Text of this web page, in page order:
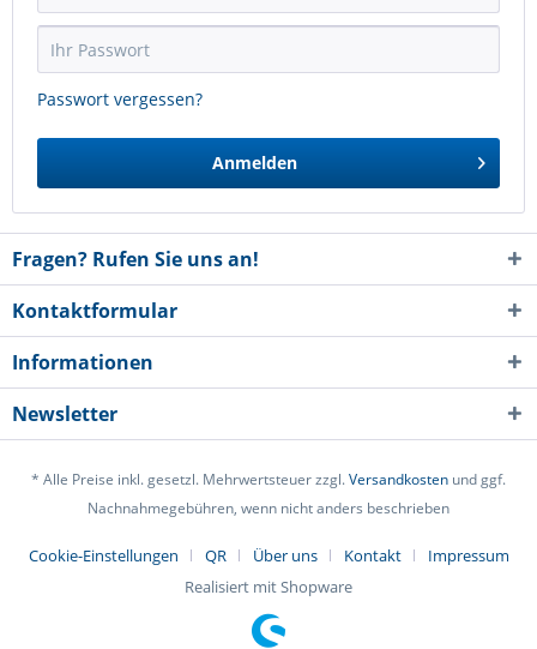
Passwort vergessen?
Anmelden
Fragen? Rufen Sie uns an!
Kontaktformular
Informationen
Newsletter
* Alle Preise inkl. gesetzl. Mehrwertsteuer zzgl.Versandkosten und ggf.
Nachnahmegebühren, wenn nicht anders beschrieben
Cookie-Einstellungen QR Über uns Kontakt
Impressum
Realisiert mit Shopware